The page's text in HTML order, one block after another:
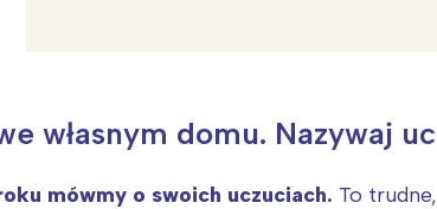
własnym domu. Nazywaj
mówmy o swoich uczuciach. To